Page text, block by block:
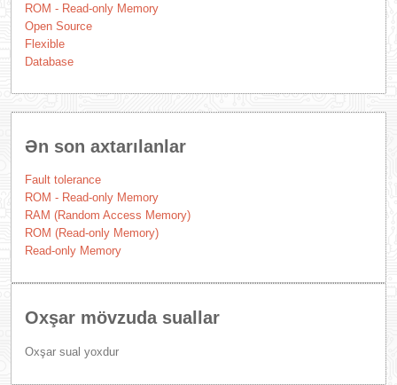
ROM - Read-only Memory
Open Source
Flexible
Database
Ən son axtarılanlar
Fault tolerance
ROM - Read-only Memory
RAM (Random Access Memory)
ROM (Read-only Memory)
Read-only Memory
Oxşar mövzuda suallar
Oxşar sual yoxdur